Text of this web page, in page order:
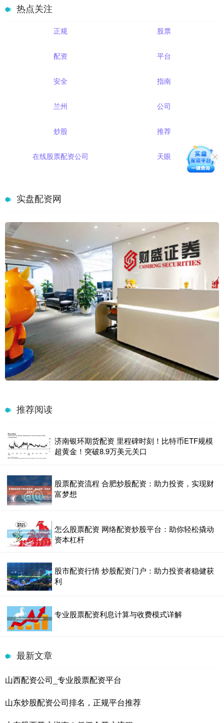
热点关注
正规 股票
配资 平台
安全 指南
兰州 公司
炒股 推荐
在线股票配资公司 天眼
实盘配资网
推荐阅读
济南银环期货配资 里程碑时刻！比特币ETF规模
超黄金！突破8.9万美元关口
股票配资流程 合肥炒股配资：助力投资，实现财
富梦想
怎么股票配资 网络配资炒股平台：助你轻松撬动
资本杠杆
股市配资行情 炒股配资门户：助力投资者稳健获
利
专业股票配资利息计算与收费模式详解
最新文章
山西配资公司_专业股票配资平台
山东炒股配资公司排名，正规平台推荐